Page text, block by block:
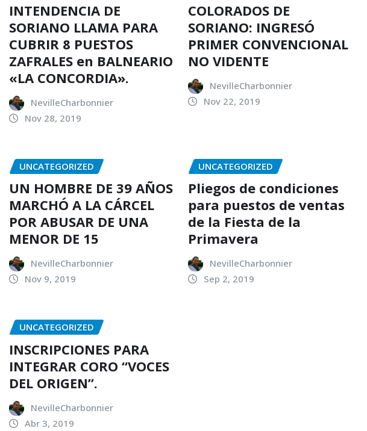
INTENDENCIA DE
SORIANO LLAMA PARA
CUBRIR 8 PUESTOS
ZAFRALES en BALNEARIO
«LA CONCORDIA».
NevilleCharbonnier
Nov 28, 2019
COLORADOS DE
SORIANO: INGRESÓ
PRIMER CONVENCIONAL
NO VIDENTE
NevilleCharbonnier
Nov 22, 2019
UNCATEGORIZED
UN HOMBRE DE 39 AÑOS
MARCHÓ A LA CÁRCEL
POR ABUSAR DE UNA
MENOR DE 15
NevilleCharbonnier
Nov 9, 2019
UNCATEGORIZED
Pliegos de condiciones
para puestos de ventas
de la Fiesta de la
Primavera
NevilleCharbonnier
Sep 2, 2019
UNCATEGORIZED
INSCRIPCIONES PARA
INTEGRAR CORO “VOCES
DEL ORIGEN”.
NevilleCharbonnier
Abr 3, 2019